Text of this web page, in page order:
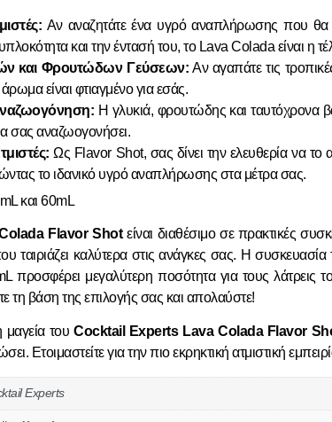
Αν αναζητάτε ένα υγρό αναπλήρωσης που θα
και την έντασή του, το Lava Colada είναι η
και Φρουτώδων Γεύσεων: Αν αγαπάτε τις
είναι φτιαγμένο για εσάς.
Η γλυκιά, φρουτώδης και ταυτόχρονα
σας αναζωογονήσει.
Ως Flavor Shot, σας δίνει την ελευθερία να
το ιδανικό υγρό αναπλήρωσης στα μέτρα σας.
και 60mL
Flavor Shotείναι διαθέσιμο σε πρακτικές
ταιριάζει καλύτερα στις ανάγκες σας. Η συσκευασία
προσφέρει μεγαλύτερη ποσότητα για τους
τη βάση της επιλογής σας και απολαύστε!
μαγεία του Cocktail Experts Lava Colada Flavor
Ετοιμαστείτε για την πιο εκρηκτική ατμιστική
Experts